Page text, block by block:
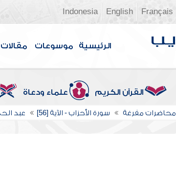
Français
English
Indonesia
الرئيسية موسوعات مقالات
القرآن الكريم علماء ودعاة
محاضرات مفرغة سورة الأحزاب - الآية [56] عبد